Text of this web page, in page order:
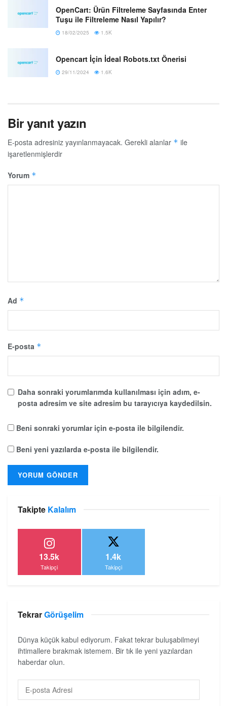
OpenCart: Ürün Filtreleme Sayfasında Enter
Tuşu ile Filtreleme Nasıl Yapılır?
18/02/2025 1.5K
Opencart İçin İdeal Robots.txt Önerisi
29/11/2024 1.6K
Bir yanıt yazın
E-posta adresiniz yayınlanmayacak. Gerekli alanlar * ile
işaretlenmişlerdir
Yorum *
Ad *
E-posta *
Daha sonraki yorumlarımda kullanılması için adım, e-
posta adresim ve site adresim bu tarayıcıya kaydedilsin.
Beni sonraki yorumlar için e-posta ile bilgilendir.
Beni yeni yazılarda e-posta ile bilgilendir.
Takipte Kalalım
13.5k
Takipçi
1.4k
Takipçi
TekrarGörüşelim
Dünya küçük kabul ediyorum. Fakat tekrar buluşabilmeyi
ihtimallere bırakmak istemem. Bir tık ile yeni yazılardan
haberdar olun.